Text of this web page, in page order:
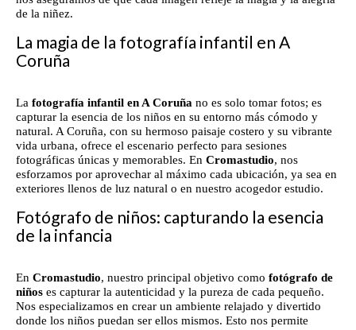
de la niñez.
La magia de la fotografía infantil en A
Coruña
La fotografía infantil en A Coruña no es solo tomar fotos; es
capturar la esencia de los niños en su entorno más cómodo y
natural. A Coruña, con su hermoso paisaje costero y su vibrante
vida urbana, ofrece el escenario perfecto para sesiones
fotográficas únicas y memorables. En Cromastudio, nos
esforzamos por aprovechar al máximo cada ubicación, ya sea en
exteriores llenos de luz natural o en nuestro acogedor estudio.
Fotógrafo de niños: capturando la esencia
de la infancia
En Cromastudio, nuestro principal objetivo como fotógrafo de
niños es capturar la autenticidad y la pureza de cada pequeño.
Nos especializamos en crear un ambiente relajado y divertido
donde los niños puedan ser ellos mismos. Esto nos permite